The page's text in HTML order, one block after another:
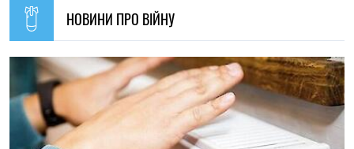
Кличко відзвітував по підготовк удо зими: Київ відновив
65% пошкоджених енергооб'єктів
Микола Потика